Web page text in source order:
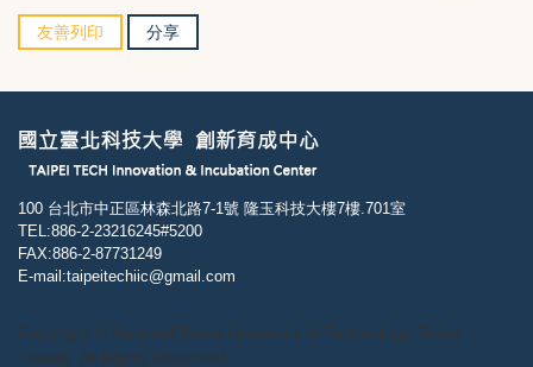
友善列印 分享
100 台北市中正區林森北路7-1號 隆玉科技大樓7樓.701室
TEL:886-2-23216245#5200
FAX:886-2-87731249
E-mail:taipeitechiic@gmail.com
Copyright © National Taipei University of Technology, Taipei,
Taiwan. All Rights Reserved.